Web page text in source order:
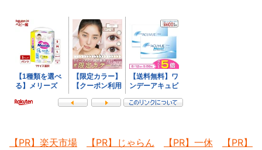
【PR】楽天市場 【PR】じゃらん 【PR】一休
【PR】